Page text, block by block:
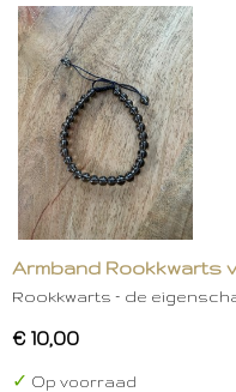
Armband Rookkwarts
Rookkwarts – de
€ 10,00
✓ Op voorraad